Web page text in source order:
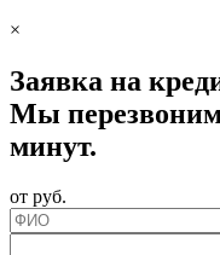
×
Заявка на
Мы
минут.
от руб.